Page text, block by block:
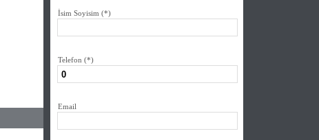
İsim Soyisim (*)
Telefon (*)
Email